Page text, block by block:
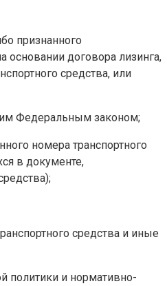
признанного
основании договора лизинга,
средства, или
Федеральным законом;
номера транспортного
в документе,
средства и иные
политики и нормативно-